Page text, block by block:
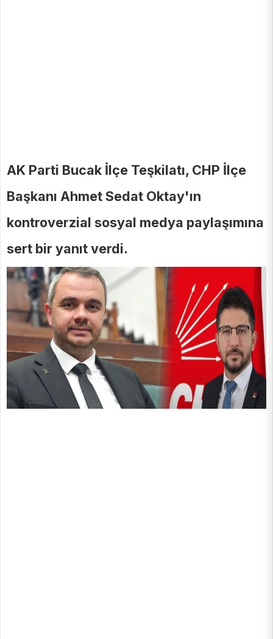
AK Parti Bucak İlçe Teşkilatı, CHP İlçe
Başkanı Ahmet Sedat Oktay'ın
kontroverzial sosyal medya paylaşımına
sert bir yanıt verdi.